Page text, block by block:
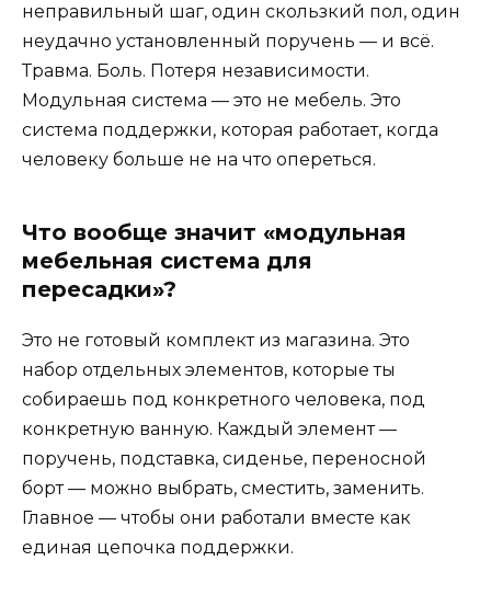
неправильный шаг, один скользкий пол, один
неудачно установленный поручень — и всё.
Травма. Боль. Потеря независимости.
Модульная система — это не мебель. Это
система поддержки, которая работает, когда
человеку больше не на что опереться.
Что вообще значит «модульная
мебельная система для
пересадки»?
Это не готовый комплект из магазина. Это
набор отдельных элементов, которые ты
собираешь под конкретного человека, под
конкретную ванную. Каждый элемент —
поручень, подставка, сиденье, переносной
борт — можно выбрать, сместить, заменить.
Главное — чтобы они работали вместе как
единая цепочка поддержки.